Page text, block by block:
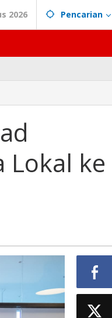
2026 Pencarian
Lokal ke